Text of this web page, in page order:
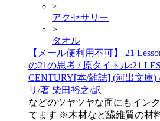
>
アクセサリー
>
タオル
【メール便利用不可】 21
の21の思考 / 原タイトル:21
CENTURY[本/雑誌] (河出文庫)
リ/著 柴田裕之/訳
などのツヤツヤな面にもイン
てます ※木材など繊維質の材